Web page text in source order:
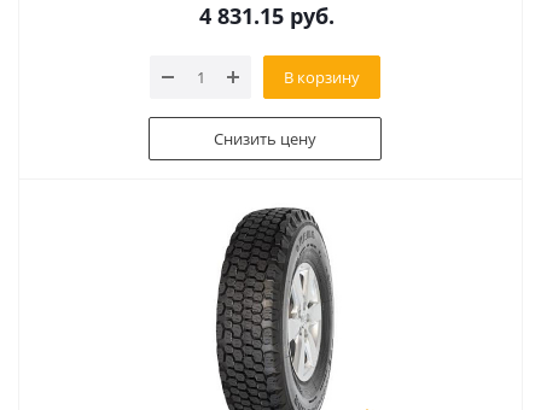
4 831.15руб.
В корзину
Снизить цену